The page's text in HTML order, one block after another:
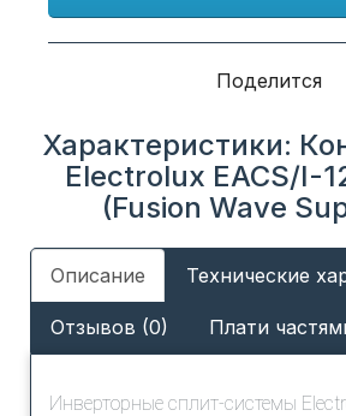
Поделится
Характеристики:
Electrolux EACS/I-
(Fusion Wave
Описание Технические
Отзывов (0) Плати
Инверторные сплит-системы